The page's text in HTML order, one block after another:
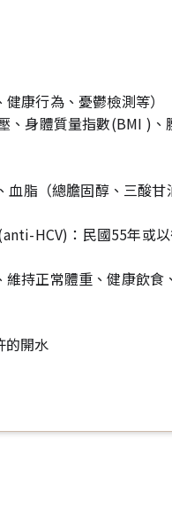
康行為、憂鬱檢測等）
、身體質量指數(BMI )、
脂（總膽固醇、三酸
HCV)：民國55年或
持正常體重、健康飲食
的開水